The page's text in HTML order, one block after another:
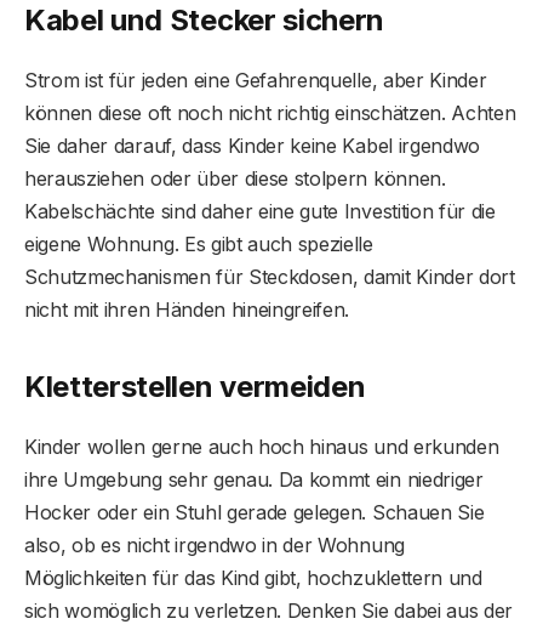
Kabel und Stecker sichern
Strom ist für jeden eine Gefahrenquelle, aber Kinder
können diese oft noch nicht richtig einschätzen. Achten
Sie daher darauf, dass Kinder keine Kabel irgendwo
herausziehen oder über diese stolpern können.
Kabelschächte sind daher eine gute Investition für die
eigene Wohnung. Es gibt auch spezielle
Schutzmechanismen für Steckdosen, damit Kinder dort
nicht mit ihren Händen hineingreifen.
Kletterstellen vermeiden
Kinder wollen gerne auch hoch hinaus und erkunden
ihre Umgebung sehr genau. Da kommt ein niedriger
Hocker oder ein Stuhl gerade gelegen. Schauen Sie
also, ob es nicht irgendwo in der Wohnung
Möglichkeiten für das Kind gibt, hochzuklettern und
sich womöglich zu verletzen. Denken Sie dabei aus der